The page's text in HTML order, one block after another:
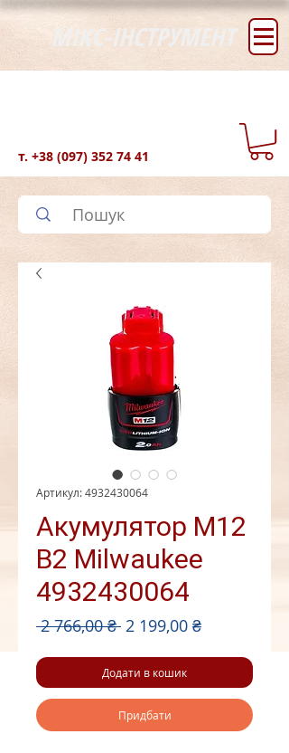
МІКС-ІНСТРУМЕНТ
т. +38 (097) 352 74 41
Артикул: 4932430064
Акумулятор M12
B2 Milwaukee
4932430064
2 766,00 ₴ Звичайна
2 199,00 ₴За
Додати в кошик
Придбати